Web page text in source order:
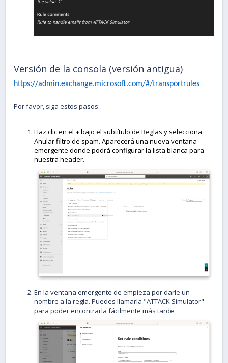
Versión de la consola (versión antigua)
https://admin.exchange.microsoft.com/#/transportrules
Por favor, siga estos pasos:
Haz clic en el + bajo el subtítulo de Reglas y selecciona
Anular filtro de spam. Aparecerá una nueva ventana
emergente donde podrá configurar la lista blanca para
nuestra header.
En la ventana emergente de empieza por darle un
nombre a la regla. Puedes llamarla "ATTACK Simulator"
para poder encontrarla fácilmente más tarde.